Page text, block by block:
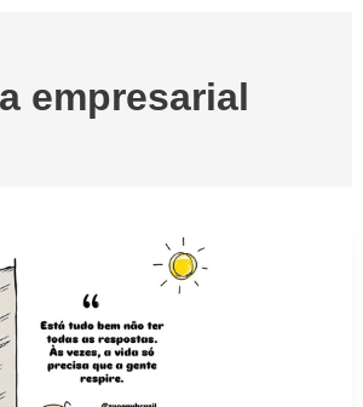
empresarial